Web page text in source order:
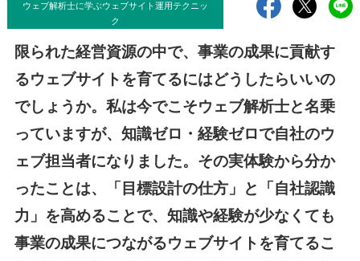
ウェブ解析士に学ぶウェブサイト運用テクニッ
ク
限られた経営資源の中で、事業の成果に貢献す
るウェブサイトを育てるにはどうしたらいいの
でしょうか。私は今でこそウェブ解析士と名乗
っていますが、知識ゼロ・経験ゼロで自社のウ
ェブ担当者になりました。その実体験から分か
ったことは、「目標設計の仕方」と「自社認識
力」を高めることで、知識や経験が少なくても
事業の成果につながるウェブサイトを育てるこ